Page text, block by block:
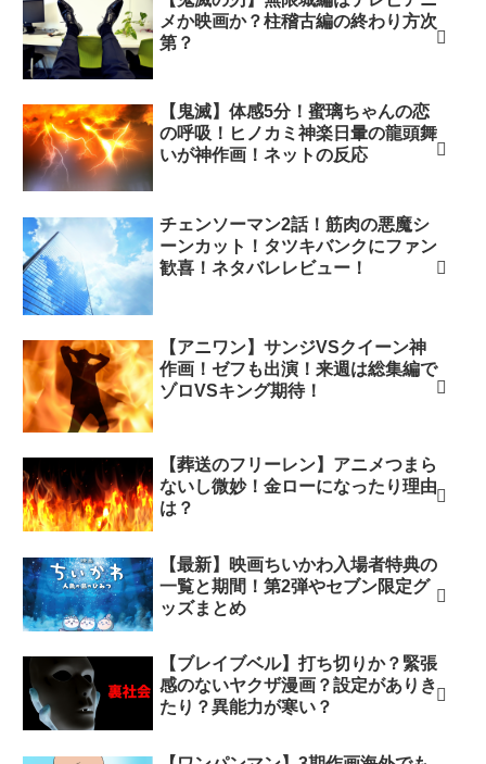
メか映画か？柱稽古編の終わり方次
第？
【鬼滅】体感5分！蜜璃ちゃんの恋
の呼吸！ヒノカミ神楽日暈の龍頭舞
いが神作画！ネットの反応
チェンソーマン2話！筋肉の悪魔シ
ーンカット！タツキバンクにファン
歓喜！ネタバレレビュー！
【アニワン】サンジVSクイーン神
作画！ゼフも出演！来週は総集編で
ゾロVSキング期待！
【葬送のフリーレン】アニメつまら
ないし微妙！金ローになったり理由
は？
【最新】映画ちいかわ入場者特典の
一覧と期間！第2弾やセブン限定グ
ッズまとめ
【ブレイブベル】打ち切りか？緊張
感のないヤクザ漫画？設定がありき
たり？異能力が寒い？